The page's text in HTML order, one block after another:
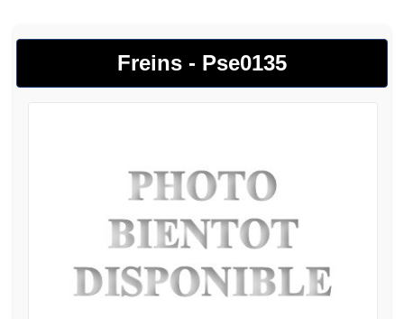
La médiathèque
L'histoire
Freins - Pse0135